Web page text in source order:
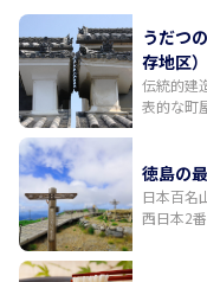
うだつ
存地区）
伝統的建
表的な町
徳島の
日本百名
西日本2